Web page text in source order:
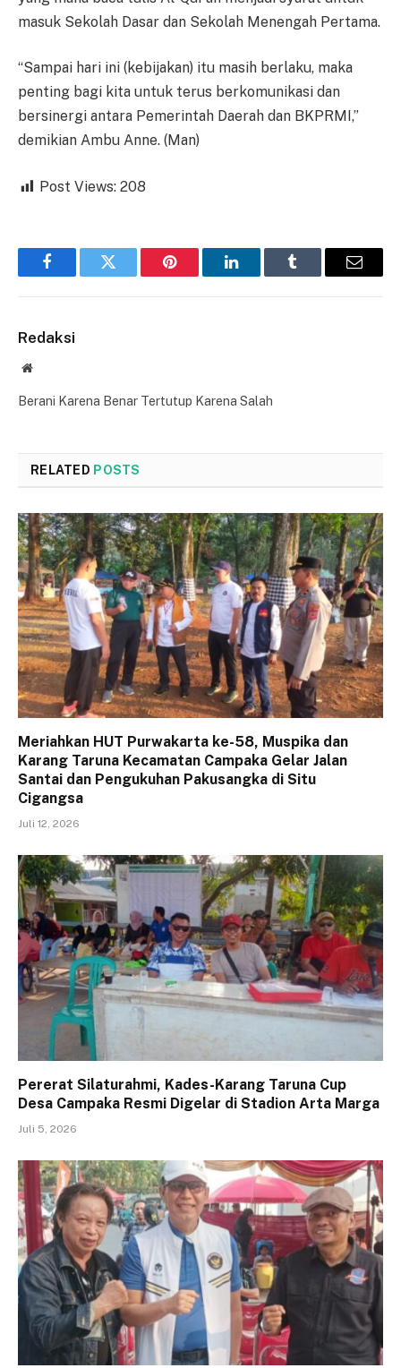
masuk Sekolah Dasar dan Sekolah Menengah Pertama.
“Sampai hari ini (kebijakan) itu masih berlaku, maka
penting bagi kita untuk terus berkomunikasi dan
bersinergi antara Pemerintah Daerah dan BKPRMI,”
demikian Ambu Anne. (Man)
Post Views: 208
FacebookTwitter Pinterest LinkedInTumblr Email
Redaksi
Website
Berani Karena Benar Tertutup Karena Salah
RELATED POSTS
Meriahkan HUT Purwakarta ke-58, Muspika dan
Karang Taruna Kecamatan Campaka Gelar Jalan
Santai dan Pengukuhan Pakusangka di Situ
Cigangsa
Juli 12, 2026
Pererat Silaturahmi, Kades-Karang Taruna Cup
Desa Campaka Resmi Digelar di Stadion Arta Marga
Juli 5, 2026